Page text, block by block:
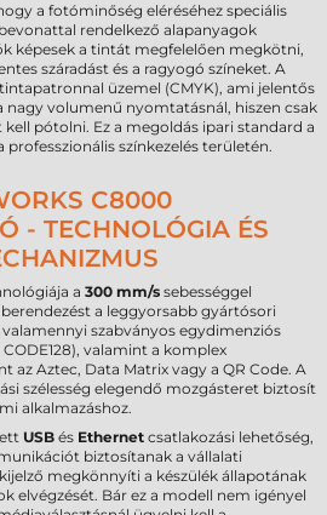
a fotóminőség eléréséhez speciális
rendelkező alapanyagok
képesek a tintát megfelelően megkötni,
száradást és a ragyogó színeket. A
üzemel (CMYK), ami jelentős
nagy volumenű nyomtatásnál, hiszen csak
pótolni. Ez a megoldás ipari standard a
professzionális színkezelés területén.
C8000
- TECHNOLÓGIA ÉS
a 300 mm/s sebességgel
a leggyorsabb gyártósori
szabványos egydimenziós
valamint a komplex
az Aztec, Data Matrix vagy a QR Code. A
szélesség elegendő mozgásteret biztosít
alkalmazáshoz.
USB és Ethernet csatlakozási lehetőség,
biztosítanak a vállalati
megkönnyíti a készülék állapotának
elvégzését. Bár ez a modell nem igényel